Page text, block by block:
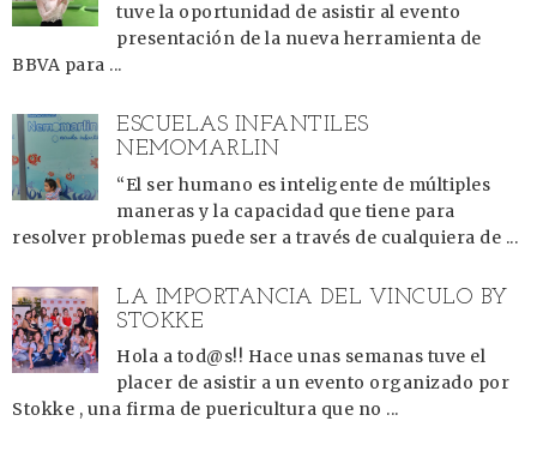
tuve la oportunidad de asistir al evento
presentación de la nueva herramienta de
BBVA para ...
ESCUELAS INFANTILES
NEMOMARLIN
“El ser humano es inteligente de múltiples
maneras y la capacidad que tiene para
resolver problemas puede ser a través de cualquiera de ...
LA IMPORTANCIA DEL VÍNCULO BY
STOKKE
Hola a tod@s!! Hace unas semanas tuve el
placer de asistir a un evento organizado por
Stokke , una firma de puericultura que no ...